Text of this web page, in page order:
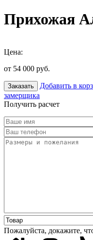
Прихожая
Цена:
от 54 000 руб.
Заказать Добавить в
замерщика
Получить расчет
Пожалуйста, докажите,